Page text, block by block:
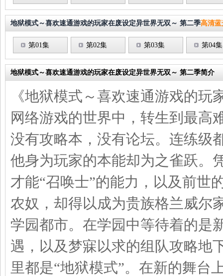
地狱模式～喜欢速通游戏的玩家在废设定异世界无双～ 第二季高清
第01集 第02集 第03集 第04集
地狱模式～喜欢速通游戏的玩家在废设定异世界无双～ 第二季简介
《地狱模式～喜欢速通游戏的
网络游戏的世界中，转生到最高
没有攻略本，没有论坛。连练
他身为玩家的本能却为之雀跃。
才能“召唤士”的能力，以及前世
农奴，却得以成为贵族格兰威
学园都市。在学园中等待着的是
遇，以及梦寐以求的组队攻略
里都是“地狱模式”。在新的舞台